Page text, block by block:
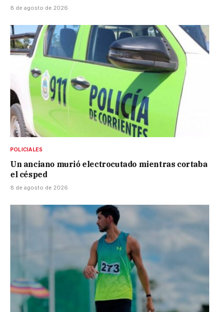
8 de agosto de 2026
POLICIALES
Un anciano murió electrocutado mientras cortaba
el césped
8 de agosto de 2026